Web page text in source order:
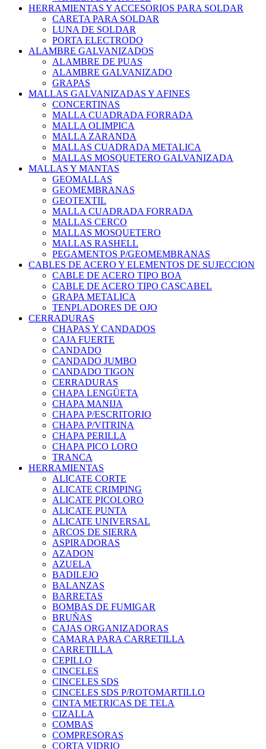
HERRAMIENTAS Y ACCESORIOS PARA SOLDAR
CARETA PARA SOLDAR
LUNA DE SOLDAR
PORTA ELECTRODO
ALAMBRE GALVANIZADOS
ALAMBRE DE PUAS
ALAMBRE GALVANIZADO
GRAPAS
MALLAS GALVANIZADAS Y AFINES
CONCERTINAS
MALLA CUADRADA FORRADA
MALLA OLIMPICA
MALLA ZARANDA
MALLAS CUADRADA METALICA
MALLAS MOSQUETERO GALVANIZADA
MALLAS Y MANTAS
GEOMALLAS
GEOMEMBRANAS
GEOTEXTIL
MALLA CUADRADA FORRADA
MALLAS CERCO
MALLAS MOSQUETERO
MALLAS RASHELL
PEGAMENTOS P/GEOMEMBRANAS
CABLES DE ACERO Y ELEMENTOS DE SUJECCION
CABLE DE ACERO TIPO BOA
CABLE DE ACERO TIPO CASCABEL
GRAPA METALICA
TENPLADORES DE OJO
CERRADURAS
CHAPAS Y CANDADOS
CAJA FUERTE
CANDADO
CANDADO JUMBO
CANDADO TIGON
CERRADURAS
CHAPA LENGÜETA
CHAPA MANIJA
CHAPA P/ESCRITORIO
CHAPA P/VITRINA
CHAPA PERILLA
CHAPA PICO LORO
TRANCA
HERRAMIENTAS
ALICATE CORTE
ALICATE CRIMPING
ALICATE PICOLORO
ALICATE PUNTA
ALICATE UNIVERSAL
ARCOS DE SIERRA
ASPIRADORAS
AZADON
AZUELA
BADILEJO
BALANZAS
BARRETAS
BOMBAS DE FUMIGAR
BRUÑAS
CAJAS ORGANIZADORAS
CAMARA PARA CARRETILLA
CARRETILLA
CEPILLO
CINCELES
CINCELES SDS
CINCELES SDS P/ROTOMARTILLO
CINTA METRICAS DE TELA
CIZALLA
COMBAS
COMPRESORAS
CORTA VIDRIO